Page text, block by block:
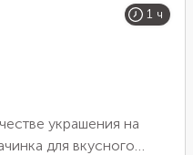
1 ч
украшения на
для вкусного